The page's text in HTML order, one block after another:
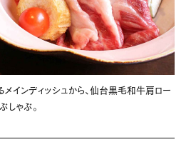
メインディッシュから、仙台黒毛和牛肩ロー
しゃぶ。